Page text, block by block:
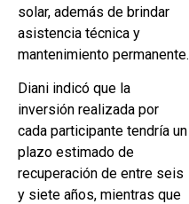
solar, además de brindar
asistencia técnica y
mantenimiento permanente.
Diani indicó que la
inversión realizada por
cada participante tendría un
plazo estimado de
recuperación de entre seis
y siete años, mientras que